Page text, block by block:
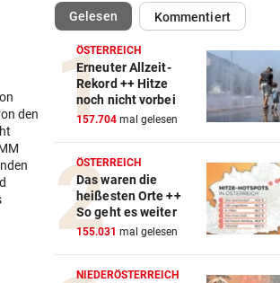
Gelesen(ausgewählt)Kommentiert
ÖSTERREICH
Erneuter Allzeit-
Rekord ++ Hitze
noch nicht vorbei
157.704 mal gelesen
ÖSTERREICH
Das waren die
heißesten Orte ++
So geht es weiter
155.031 mal gelesen
NIEDERÖSTERREICH